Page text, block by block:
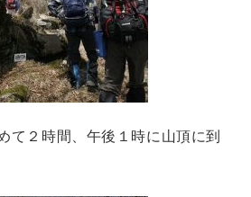
て２時間、午後１時に山頂に到